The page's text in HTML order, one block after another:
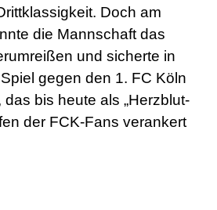
Doch am
die Mannschaft das
und sicherte in
gegen den 1. FC Köln
bis heute als „Herzblut-
der FCK-Fans verankert